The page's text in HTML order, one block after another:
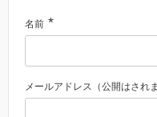
名前 *
メールアドレス（公開はされ